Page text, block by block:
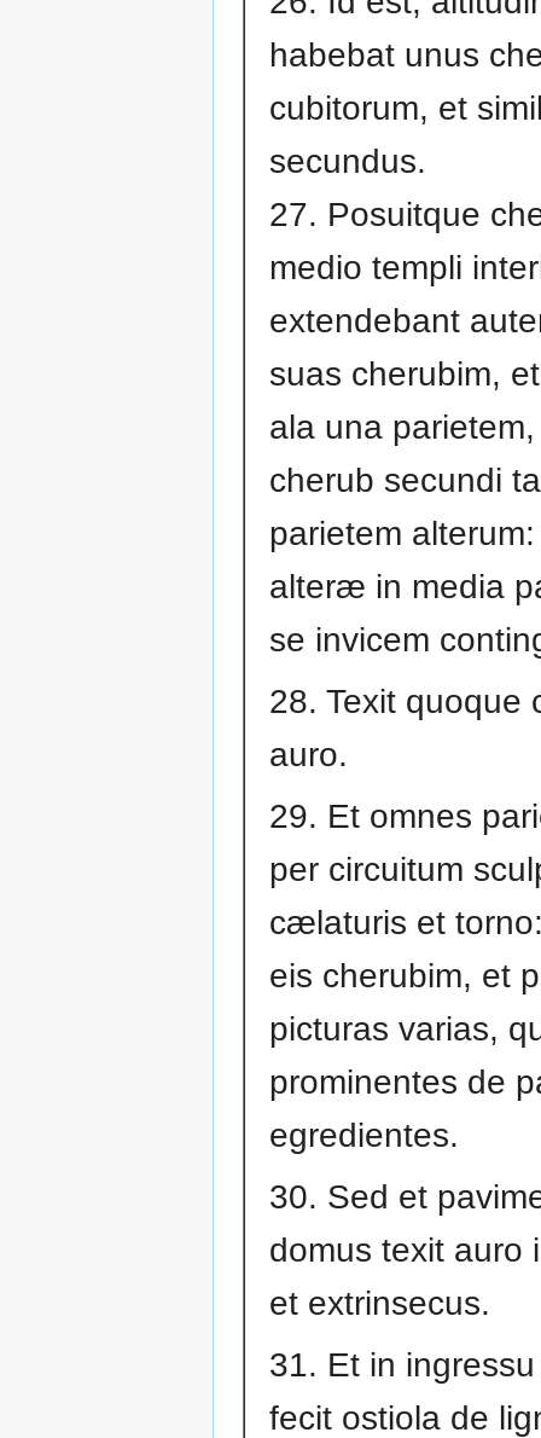
habebat unus
cubitorum, et
secundus.
27. Posuitque
medio templi
extendebant
suas cherubim,
ala una
cherub secundi
parietem
alteræ in media
se invicem
28. Texit quoque
auro.
29. Et omnes
per circuitum
cælaturis et
eis cherubim, et
picturas varias,
prominentes de
egredientes.
30. Sed et
domus texit auro
et extrinsecus.
31. Et in
fecit ostiola de